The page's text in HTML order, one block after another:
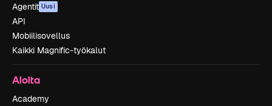
Agentit Uusi
API
Mobiilisovellus
Kaikki Magnific-työkalut
Aloita
Academy